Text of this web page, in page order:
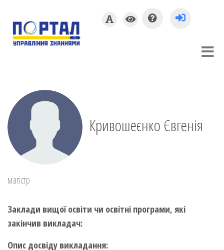
Кривошеєнко Євгенія
магістр
Заклади вищої освіти чи освітні програми, які
закінчив викладач:
Опис досвіду викладання: